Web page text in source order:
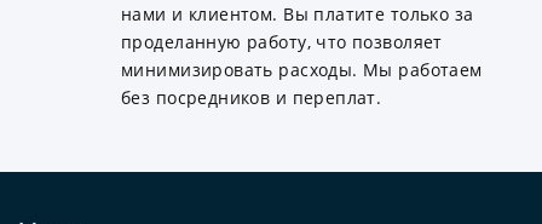
нами и клиентом. Вы платите только за
проделанную работу, что позволяет
минимизировать расходы. Мы работаем
без посредников и переплат.